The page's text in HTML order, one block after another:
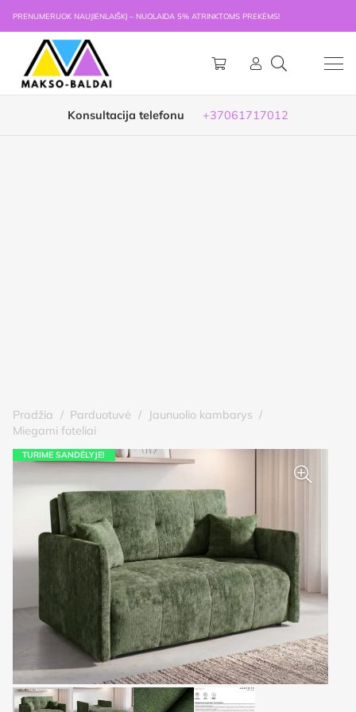
PRENUMERUOK NAUJIENLAIŠKĮ – NUOLAIDA 5% ATRINKTOMS PREKĖMS!
Konsultacija telefonu +37061717012
Pradžia / Parduotuvė / Jaunuolio kambarys /
Miegami foteliai
TURIME SANDĖLYJE!